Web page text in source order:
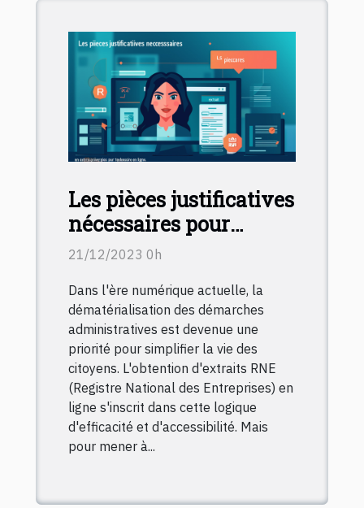
Les pièces justificatives
nécessaires pour
télécharger un extrait
21/12/2023 0h
Dans l'ère numérique actuelle, la
dématérialisation des démarches
administratives est devenue une
priorité pour simplifier la vie des
citoyens. L'obtention d'extraits RNE
(Registre National des Entreprises) en
ligne s'inscrit dans cette logique
d'efficacité et d'accessibilité. Mais
pour mener à...